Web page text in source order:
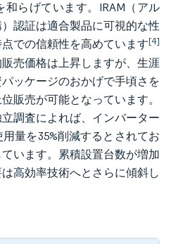
らげています。IRAM（アル
認証は適合製品に可視的な性
での信頼性を高めています[4]
売価格は上昇しますが、生涯
ッケージのおかげで手頃さを
販売が可能となっています。
調査によれば、インバーター
量を35%削減するとされてお
います。累積設置台数が増加
高効率技術へとさらに傾斜し